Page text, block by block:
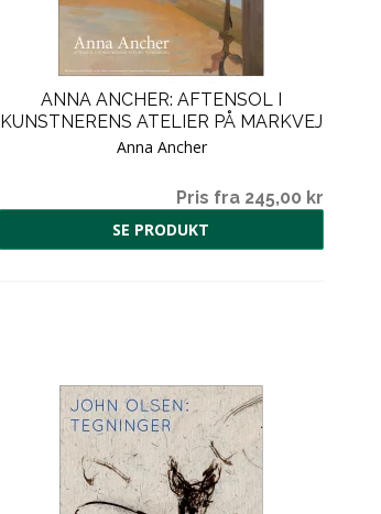
ANNA ANCHER: AFTENSOL I
KUNSTNERENS ATELIER PÅ MARKVEJ
Anna Ancher
Pris fra 245,00 kr
SE PRODUKT